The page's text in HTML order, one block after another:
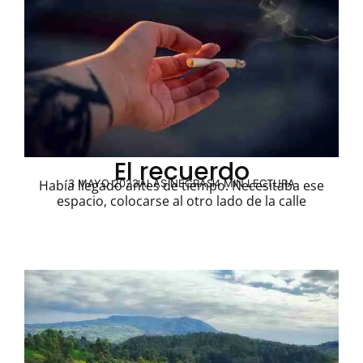
El recuerdo
3 MAYO 2023ALAS NEGRAS4 MIN LECTURA
Había llegado antes de tiempo. Necesitaba ese
espacio, colocarse al otro lado de la calle